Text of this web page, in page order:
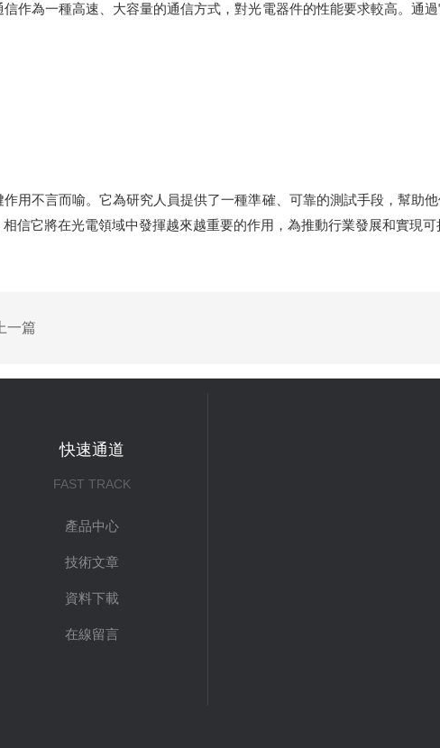
為一種高速、大容量的通信方式，對光電器件的性能要求較高。通
不言而喻。它為研究人員提供了一種準確、可靠的測試手段，幫助
信它將在光電領域中發揮越來越重要的作用，為推動行業發展和實現可
一篇
快速通道
FAST TRACK
產品中心
技術文章
資料下載
在線留言